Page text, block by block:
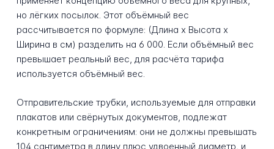
но лёгких посылок. Этот объёмный вес
рассчитывается по формуле: (Длина x Высота x
Ширина в см) разделить на 6 000. Если объёмный вес
превышает реальный вес, для расчёта тарифа
используется объёмный вес.
Отправительские трубки, используемые для отправки
плакатов или свёрнутых документов, подлежат
конкретным ограничениям: они не должны превышать
104 сантиметра в длину плюс удвоенный диаметр, и